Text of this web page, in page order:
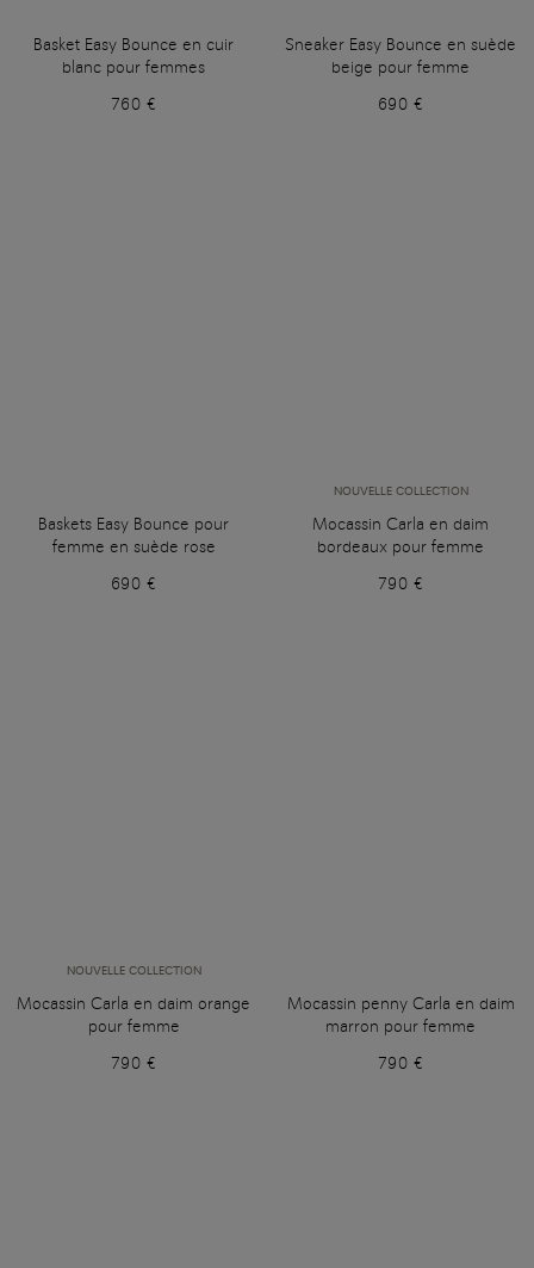
Basket Easy Bounce en cuir
blanc pour femmes
760 €
Sneaker Easy Bounce en suède
beige pour femme
690 €
Baskets Easy Bounce pour
femme en suède rose
690 €
NOUVELLE COLLECTION
Mocassin Carla en daim
bordeaux pour femme
790 €
NOUVELLE COLLECTION
Mocassin Carla en daim orange
pour femme
790 €
Mocassin penny Carla en daim
marron pour femme
790 €